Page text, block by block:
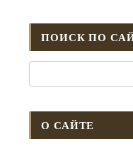
ПОИСК ПО
О САЙТЕ